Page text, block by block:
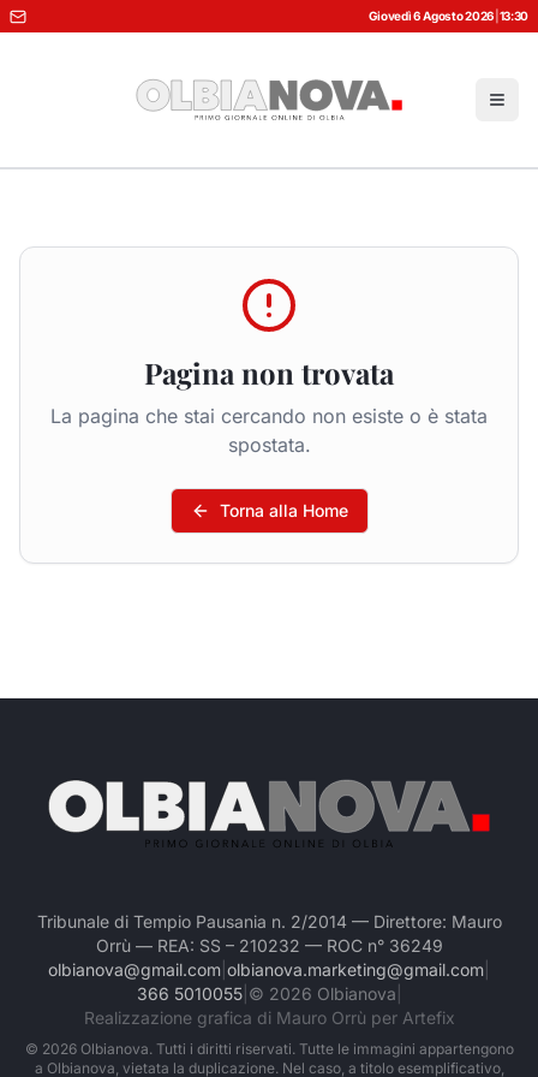
Giovedì 6 Agosto 2026 13:30
Pagina non trovata
La pagina che stai cercando non esiste o è stata
spostata.
Torna alla Home
Tribunale di Tempio Pausania n. 2/2014 — Direttore: Mauro
Orrù — REA: SS – 210232 — ROC n° 36249
olbianova@gmail.com olbianova.marketing@gmail.com
366 5010055| © 2026 Olbianova
Realizzazione grafica di Mauro Orrù per Artefix
© 2026Olbianova. Tutti i diritti riservati. Tutte le immagini appartengono
a Olbianova, vietata la duplicazione. Nel caso, a titolo esemplificativo,